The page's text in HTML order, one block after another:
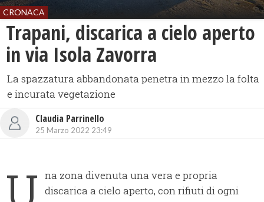
CRONACA
Trapani, discarica a cielo aperto
in via Isola Zavorra
La spazzatura abbandonata penetra in mezzo la folta
e incurata vegetazione
Claudia Parrinello
25 Marzo 2022 23:49
U na zona divenuta una vera e propria
discarica a cielo aperto, con rifiuti di ogni